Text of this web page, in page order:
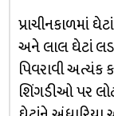
પ્રાચીનકાળમાં
અને લાલ ઘેટાં
પિવરાવી અત્યંક
શિંગડીઓ પર